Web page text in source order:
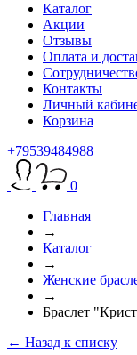
Каталог
Акции
Отзывы
Оплата и
Контакты
Личный
Корзина
+79539484988
0
Главная
→
Каталог
→
Женские
→
Браслет
← Назад к списку